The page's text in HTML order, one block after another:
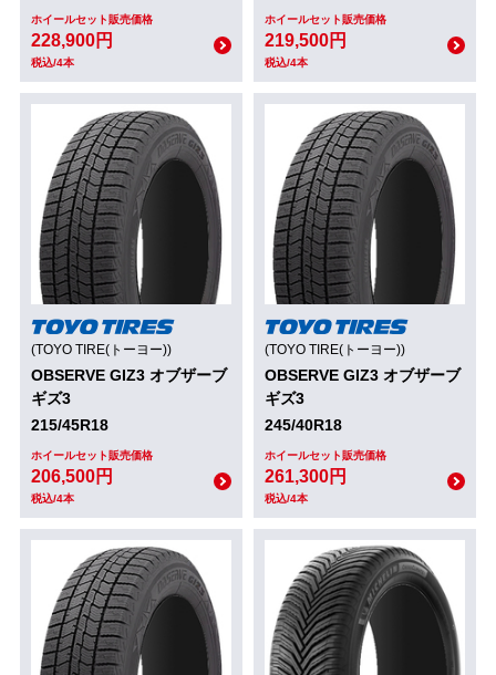
ホイールセット販売価格
228,900円
税込/4本
ホイールセット販売価格
219,500円
税込/4本
(TOYO TIRE(トーヨー))
OBSERVE GIZ3 オブザーブ
ギズ3
215/45R18
ホイールセット販売価格
206,500円
税込/4本
(TOYO TIRE(トーヨー))
OBSERVE GIZ3 オブザーブ
ギズ3
245/40R18
ホイールセット販売価格
261,300円
税込/4本